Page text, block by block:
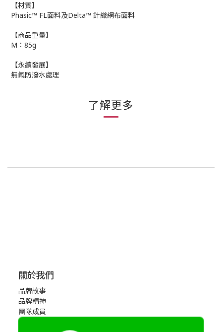
【材質】
Phasic™ FL面料及Delta™ 針織網布面料
【商品重量】
M：85g
【永續發展】
無氟防潑水處理
了解更多
關於我們
品牌故事
品牌精神
團隊成員